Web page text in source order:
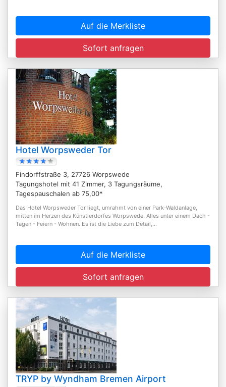
Auf die Merkliste
Sofort anfragen
Hotel Worpsweder Tor
Findorffstraße 3, 27726 Worpswede
Tagungshotel mit 41 Zimmer, 3 Tagungsräume,
Tagespauschalen ab 75,00*
Das Hotel Worpsweder Tor liegt, umrahmt von einer Park-Waldanlage,
mitten im Herzen des Künstlerdorfes Worpswede. Alles unter einem Dach -
Tagen - Feiern - Wohnen. Es ist die Liebe zum Detail,...
Auf die Merkliste
Sofort anfragen
TRYP by Wyndham Bremen Airport